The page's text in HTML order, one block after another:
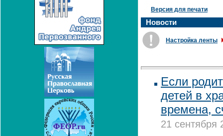
Версия для печати
Новости
Настройка ленты
Если
детей в
времена,
21 сентября